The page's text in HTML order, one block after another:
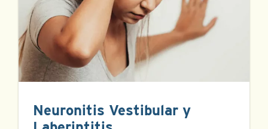
Neuronitis Vestibular y